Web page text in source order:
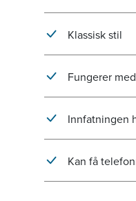
Klassisk stil
Fungerer
Innfatningen
Kan få